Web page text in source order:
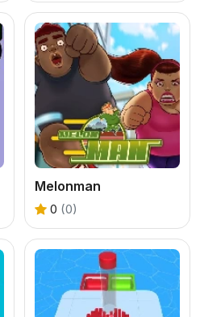
Melonman
0 (0)